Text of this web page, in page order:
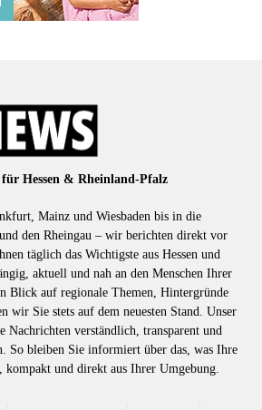
Hessen & Rheinland-Pfalz
Mainz und Wiesbaden bis in die
den Rheingau – wir berichten direkt vor
täglich das Wichtigste aus Hessen und
aktuell und nah an den Menschen Ihrer
Blick auf regionale Themen, Hintergründe
wir Sie stets auf dem neuesten Stand. Unser
Nachrichten verständlich, transparent und
So bleiben Sie informiert über das, was Ihre
kompakt und direkt aus Ihrer Umgebung.